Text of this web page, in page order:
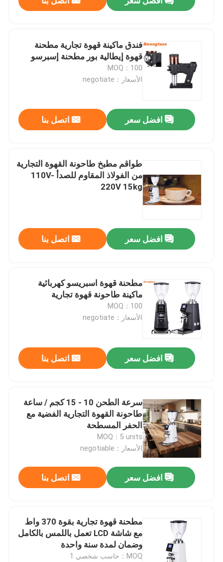
فندق ماكينة قهوة تجارية مطحنة
قهوة إيطالية بور مطحنة إسبرسو
MOQ：100
الأسعار：negotiate
افضل سعر اتصل بنا
طواقم مطبخ طاحونة القهوة التجارية
من الفولاذ المقاوم للصدأ 110V-
220V 15kg
افضل سعر اتصل بنا
مطحنة قهوة اسبريسو كهربائية
ماكينة طاحونة قهوة تجارية
MOQ：100
الأسعار：negotiate
افضل سعر اتصل بنا
سرعة الطحن 10 - 15 كجم / ساعة
طاحونة القهوة التجارية الفضية مع
الحفر المسطحة
MOQ：5 units
الأسعار：negotiable
افضل سعر اتصل بنا
مطحنة قهوة تجارية بقوة 370 واط
مع شاشة LCD تعمل باللمس بالكامل
وضمان لمدة سنة واحدة
MOQ：حاسب شخصي 1